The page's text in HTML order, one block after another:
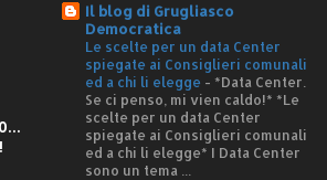
Il blog di Grugliasco
Democratica
Le scelte per un data Center
spiegate ai Consiglieri comunali
ed a chi li elegge - *Data Center.
Se ci penso, mi vien caldo!* *Le
scelte per un data Center
spiegate ai Consiglieri comunali
ed a chi li elegge* I Data Center
sono un tema ...